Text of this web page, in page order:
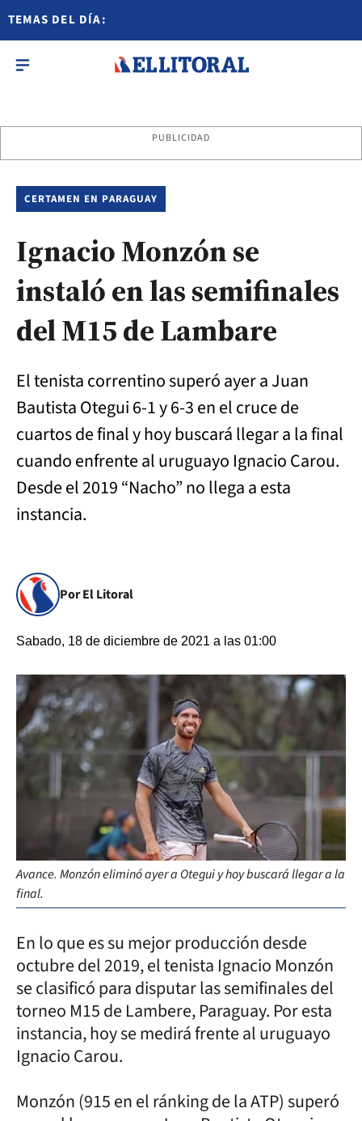
TEMAS DEL DÍA:
PUBLICIDAD
CERTAMEN EN PARAGUAY
Ignacio Monzón se
instaló en las semifinales
del M15 de Lambare
El tenista correntino superó ayer a Juan
Bautista Otegui 6-1 y 6-3 en el cruce de
cuartos de final y hoy buscará llegar a la final
cuando enfrente al uruguayo Ignacio Carou.
Desde el 2019 “Nacho” no llega a esta
instancia.
Por El Litoral
Sabado, 18 de diciembre de 2021 a las 01:00
Avance. Monzón eliminó ayer a Otegui y hoy buscará llegar a la
final.
En lo que es su mejor producción desde
octubre del 2019, el tenista Ignacio Monzón
se clasificó para disputar las semifinales del
torneo M15 de Lambere, Paraguay. Por esta
instancia, hoy se medirá frente al uruguayo
Ignacio Carou.
Monzón (915 en el ránking de la ATP) superó